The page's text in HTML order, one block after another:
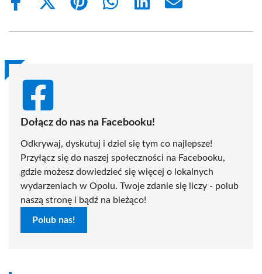
Share
Share
(Twitter)
Share
Share
Share
Share
Dołącz do nas na Facebooku!
Odkrywaj, dyskutuj i dziel się tym co najlepsze!
Przyłącz się do naszej społeczności na Facebooku,
gdzie możesz dowiedzieć się więcej o lokalnych
wydarzeniach w Opolu. Twoje zdanie się liczy - polub
naszą stronę i bądź na bieżąco!
Polub nas!